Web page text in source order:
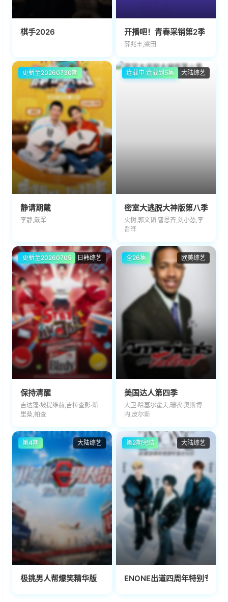
棋手2026 开播吧！青春采销第2季
薛兆丰,梁田
更新至20260730期
静请期戴
李静,戴军
大陆综艺
连载中 连载到5集
密室大逃脱大神版第八季
火树,郭文韬,曹恩齐,刘小怂,李
晋晔
日韩综艺
更新至20260705
保持清醒
吉达蓬·坡提维赫,吉拉查彭·斯
里桑,帕查
欧美综艺
全26集
美国达人第四季
大卫·哈塞尔霍夫,珊农·奥斯博
内,皮尔斯
大陆综艺
第4期
极挑男人帮爆笑精华版
大陆综艺
第2期完结
ENONE出道四周年特别专场